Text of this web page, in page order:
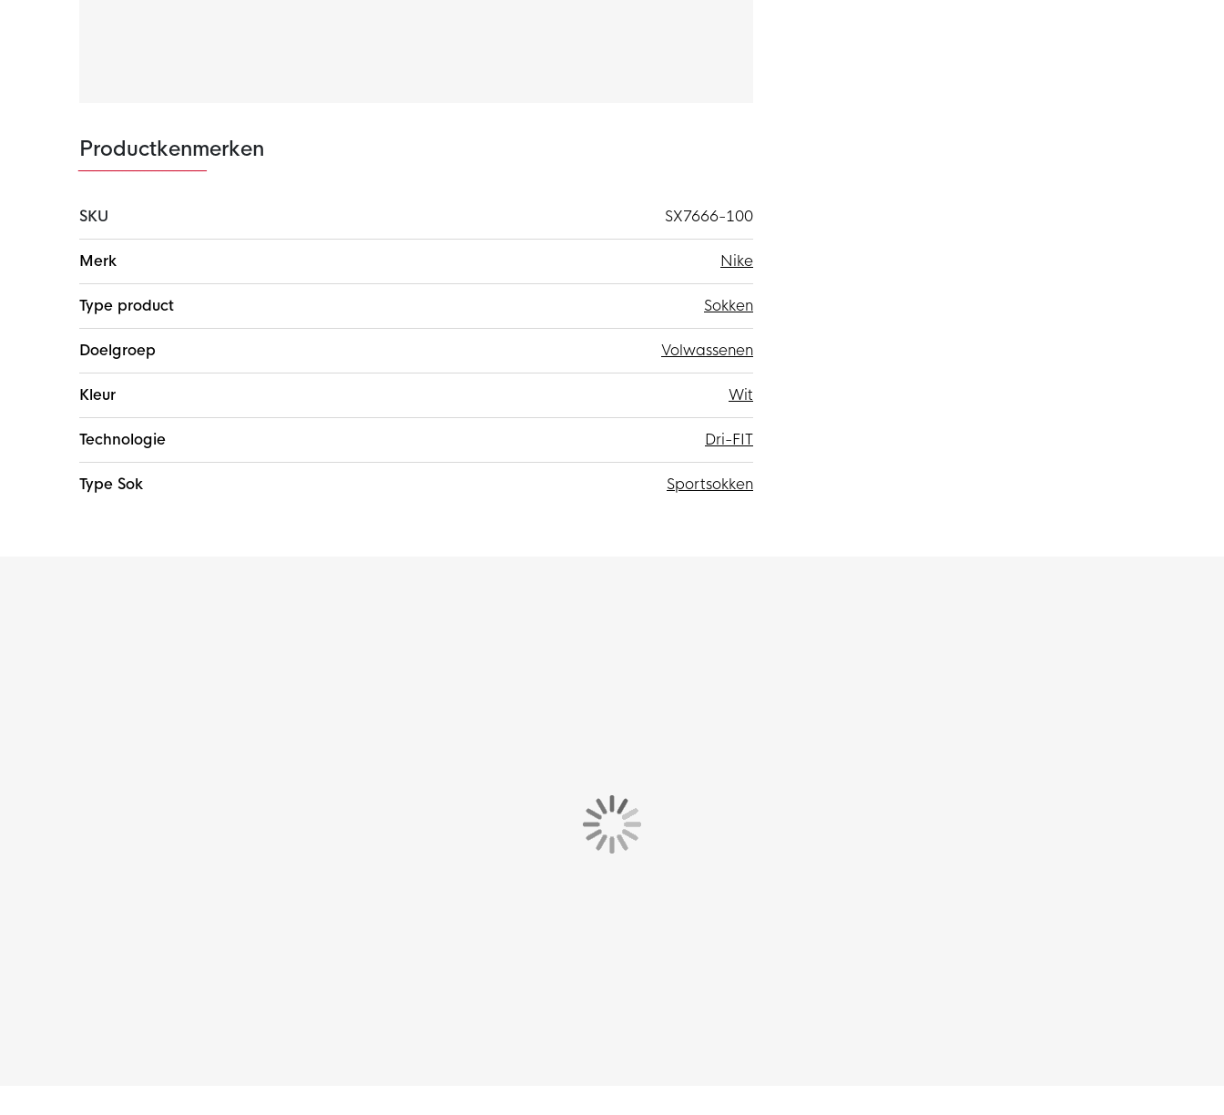
Productkenmerken
SKU
SX7666-100
informatie
Merk Nike
Type product Sokken
Doelgroep Volwassenen
Kleur Wit
Technologie Dri-FIT
Type Sok Sportsokken